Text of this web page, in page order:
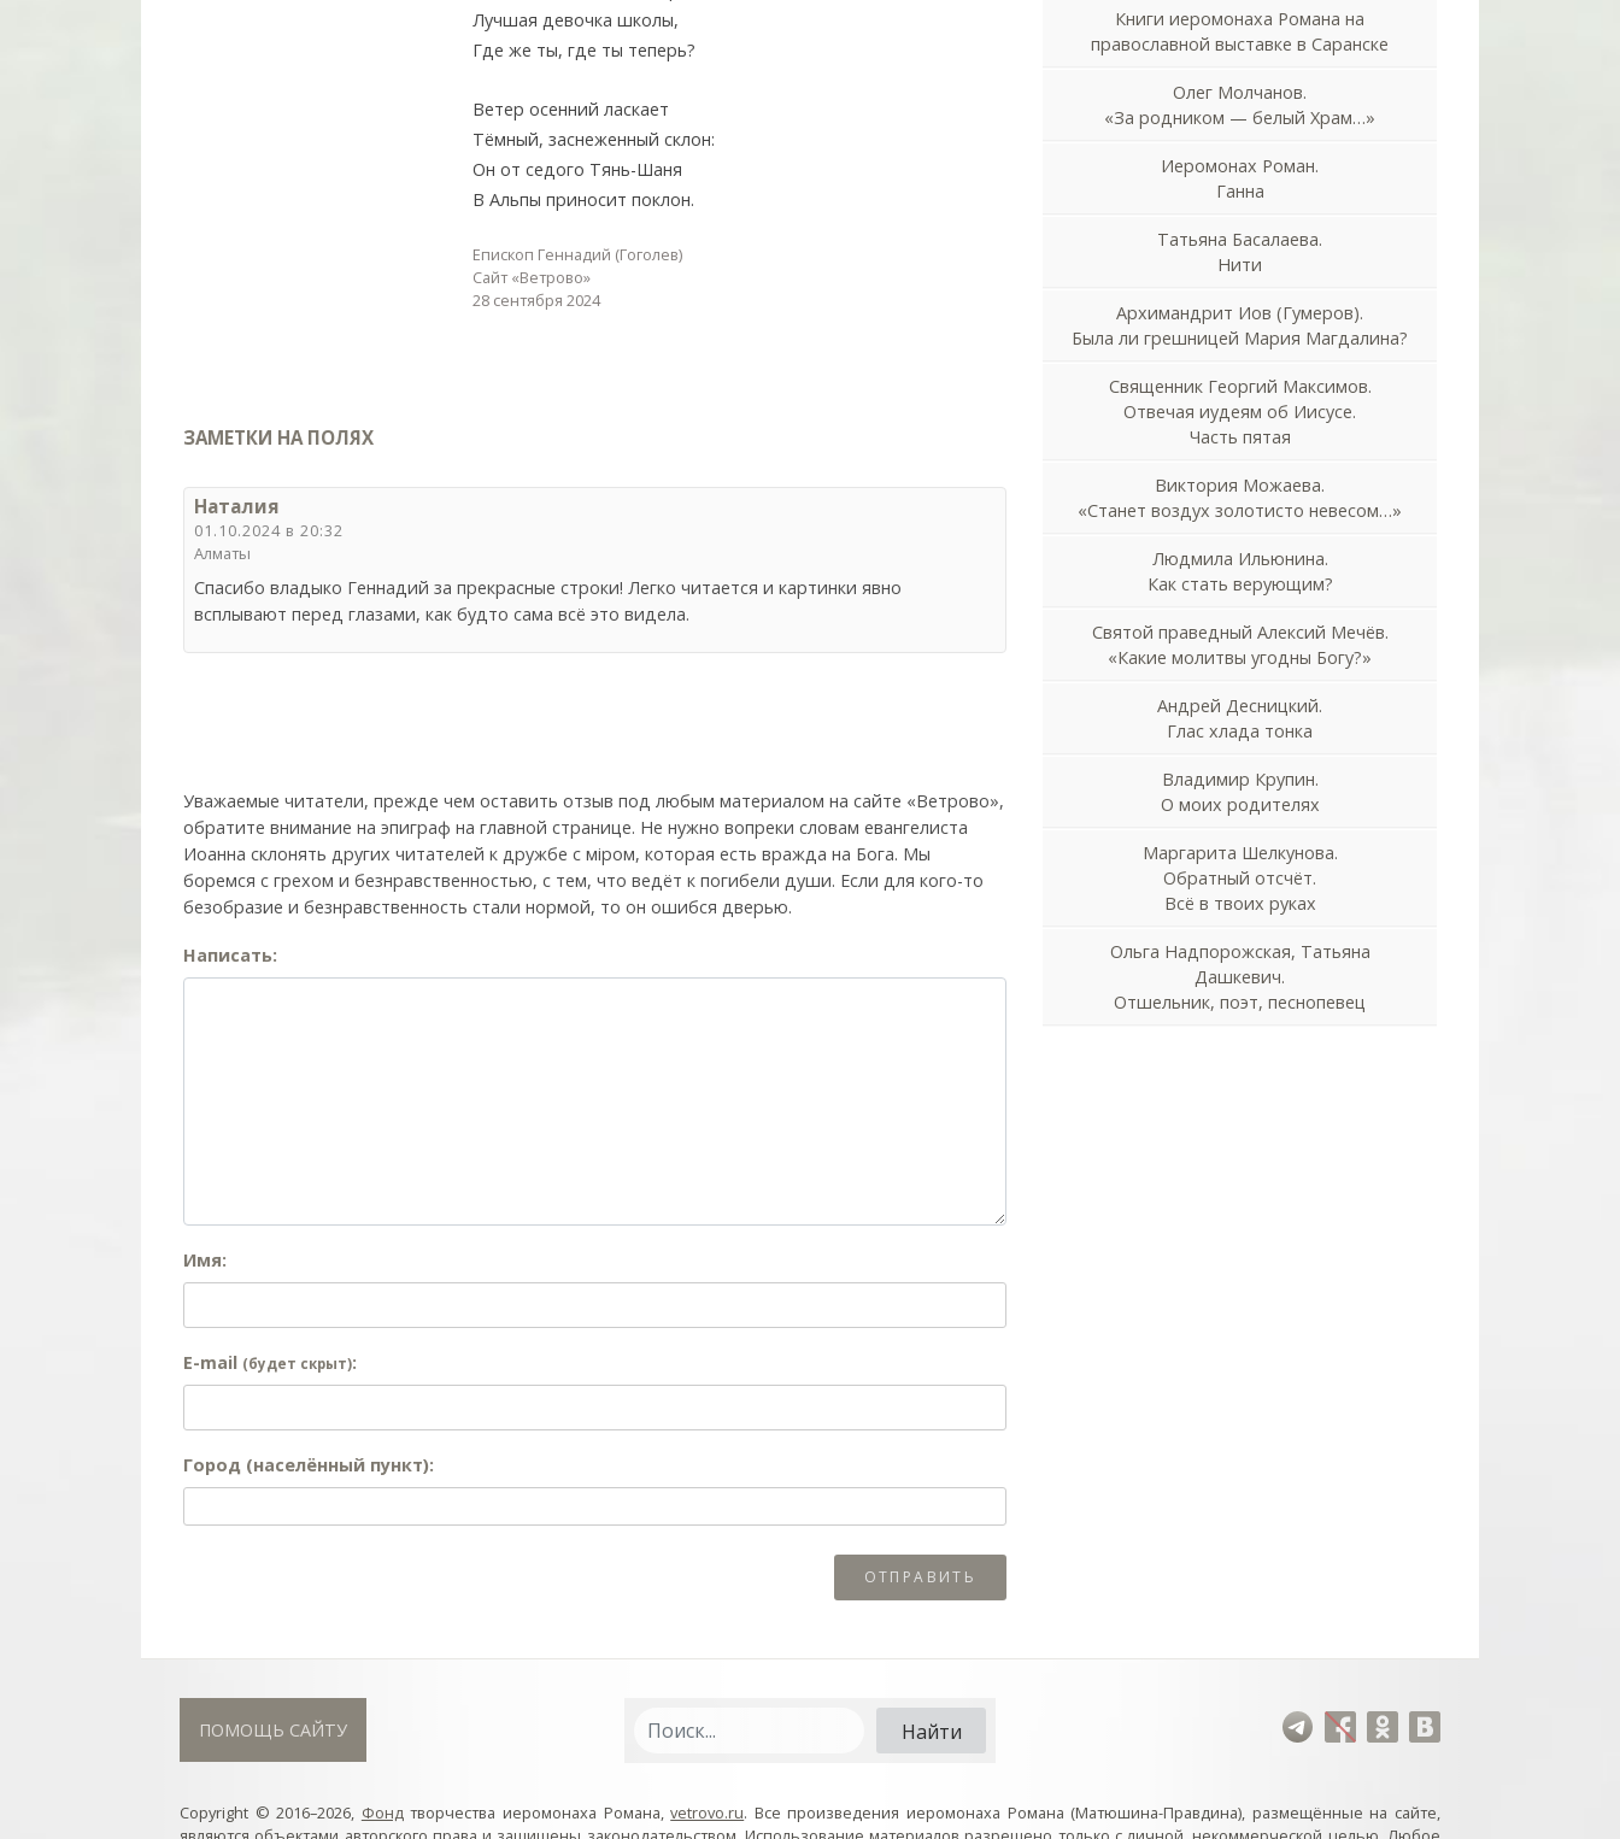
Лучшая девочка школы,
Где же ты, где ты теперь?
Ветер осенний ласкает
Тёмный, заснеженный склон:
Он от седого Тянь-Шаня
В Альпы приносит поклон.
Епископ Геннадий (Гоголев)
Сайт «Ветрово»
28 сентября 2024
ЗАМЕТКИ НА ПОЛЯХ
Наталия
01.10.2024 в 20:32
Алматы
Спасибо владыко Геннадий за прекрасные строки! Легко читается и картинки явно
всплывают перед глазами, как будто сама всё это видела.
Уважаемые читатели, прежде чем оставить отзыв под любым материалом на сайте «Ветрово»,
обратите внимание на эпиграф на главной странице. Не нужно вопреки словам евангелиста
Иоанна склонять других читателей к дружбе с мiром, которая есть вражда на Бога. Мы
боремся с грехом и без­нрав­ствен­ностью, с тем, что ведёт к погибели души. Если для кого-то
безобразие и безнравственность стали нормой, то он ошибся дверью.
Написать:
Имя:
E-mail (будет скрыт):
Город (населённый пункт):
Книги иеромонаха Романа на
православной выставке в Саранске
Олег Молчанов.
«За родником — белый Храм…»
Иеромонах Роман.
Ганна
Татьяна Басалаева.
Нити
Архимандрит Иов (Гумеров).
Была ли грешницей Мария Магдалина?
Священник Георгий Максимов.
Отвечая иудеям об Иисусе.
Часть пятая
Виктория Можаева.
«Станет воздух золотисто невесом…»
Людмила Ильюнина.
Как стать верующим?
Святой праведный Алексий Мечёв.
«Какие молитвы угодны Богу?»
Андрей Десницкий.
Глас хлада тонка
Владимир Крупин.
О моих родителях
Маргарита Шелкунова.
Обратный отсчёт.
Всё в твоих руках
Ольга Надпорожская, Татьяна
Дашкевич.
Отшельник, поэт, песнопевец
ПОМОЩЬ САЙТУ
Copyright © 2016–2026, Фонд творчества иеромонаха Романа,vetrovo.ru. Все произведения иеромонаха Романа (Матюшина-Правдина), размещённые на сайте,